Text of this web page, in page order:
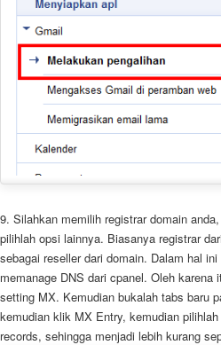
9. Silahkan memilih registrar domain
pilihlah opsi lainnya. Biasanya registrar
sebagai reseller dari domain. Dalam hal
memanage DNS dari cpanel. Oleh
setting MX. Kemudian bukalah tabs baru
kemudian klik MX Entry, kemudian
records, sehingga menjadi lebih kurang